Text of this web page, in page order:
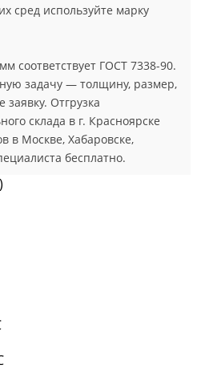
сред используйте марку
соответствует ГОСТ 7338-90.
задачу — толщину, размер,
Отгрузка
склада в г. Красноярске
в Москве, Хабаровске,
бесплатно.